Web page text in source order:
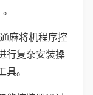
麻将机程序控
行复杂安装操
。